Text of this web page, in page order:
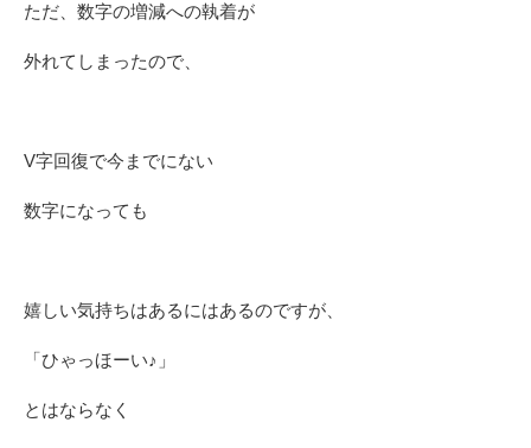
ただ、数字の増減への執着が
外れてしまったので、
V字回復で今までにない
数字になっても
嬉しい気持ちはあるにはあるのですが、
「ひゃっほーい♪」
とはならなく